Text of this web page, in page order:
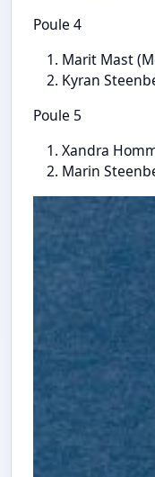
Poule 4
Marit Mast
Kyran
Poule 5
Xandra
Marin